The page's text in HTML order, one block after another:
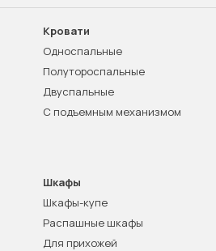
Кровати
Односпальные
Полутороспальные
Двуспальные
С подъемным механизмом
Шкафы
Шкафы-купе
Распашные шкафы
Для прихожей